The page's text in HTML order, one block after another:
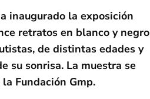
inaugurado la exposición
retratos en blanco y negro
de distintas edades y
su sonrisa. La muestra se
Fundación Gmp.